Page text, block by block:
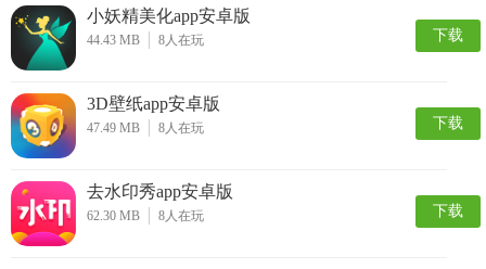
小妖精美化app安卓版
44.43 MB 8人在玩 下载
3D壁纸app安卓版
47.49 MB 8人在玩 下载
去水印秀app安卓版
62.30 MB 8人在玩 下载